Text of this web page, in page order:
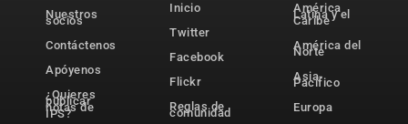
Nuestros
socios
Contáctenos
Apóyenos
¿Quieres
publicar
notas de
IPS?
Inicio
Twitter
Facebook
Flickr
Reglas de
comunidad
América
Latina y el
Caribe
América del
Norte
Asia-
Pacífico
Europa